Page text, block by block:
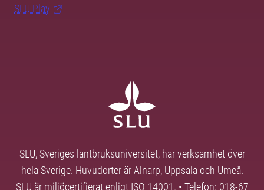
SLU Play
SLU, Sveriges lantbruksuniversitet, har verksamhet över
hela Sverige. Huvudorter är Alnarp, Uppsala och Umeå.
SLU är miljöcertifierat enligt ISO 14001. • Telefon: 018-67